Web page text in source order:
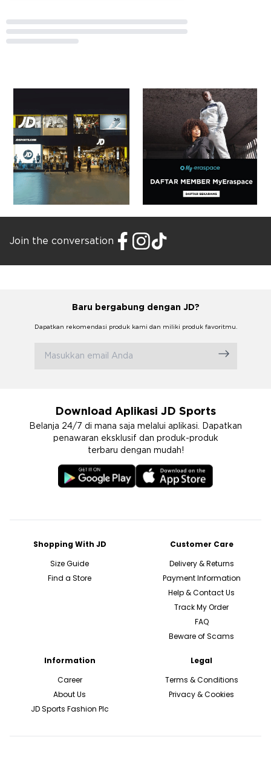
Join the conversation
Baru bergabung dengan JD?
Dapatkan rekomendasi produk kami dan miliki produk favoritmu.
Download Aplikasi JD Sports
Belanja 24/7 di mana saja melalui aplikasi. Dapatkan
penawaran eksklusif dan produk-produk
terbaru dengan mudah!
Shopping With JD
Size Guide
Find a Store
Customer Care
Delivery & Returns
Payment Information
Help & Contact Us
Track My Order
FAQ
Beware of Scams
Information
Career
About Us
JD Sports Fashion Plc
Legal
Terms & Conditions
Privacy & Cookies